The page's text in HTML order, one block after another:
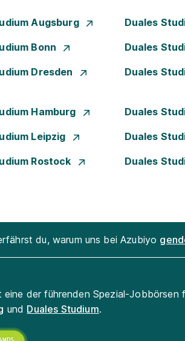
Augsburg Duales
Bonn Duales
Dresden Duales
Hamburg Duales
Leipzig Duales
Rostock Duales
du, warum uns bei Azubiyo
eine der führenden Spezial-Jobbörsen
und Duales Studium.